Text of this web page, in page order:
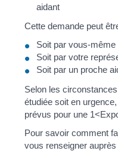
aidant
Cette demande peut
Soit par vous-même
Soit par votre
Soit par un proche
Selon les
étudiée soit en
prévus pour une
Pour savoir comment
vous renseigner